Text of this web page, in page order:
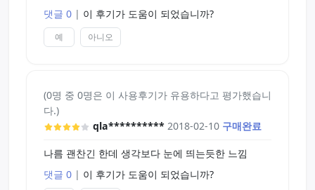
댓글 0 | 이 후기가 도움이 되었습니까?
예 아니오
(0명 중 0명은 이 사용후기가 유용하다고 평가했습니
다.)
qla********** 2018-02-10 구매완료
나름 괜찬긴 한데 생각보다 눈에 띄는듯한 느낌
댓글 0 | 이 후기가 도움이 되었습니까?